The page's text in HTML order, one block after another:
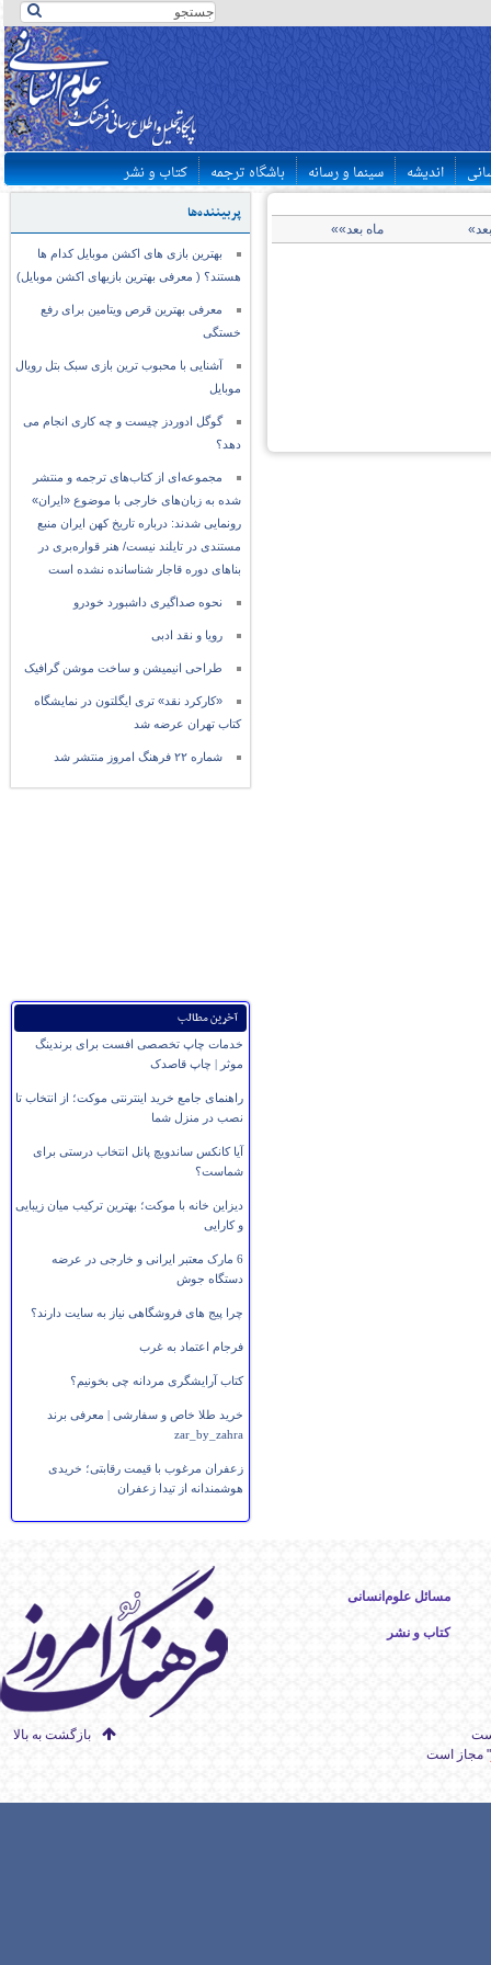
اندیشه سینما و رسانه باشگاه ترجمه کتاب و نشر
پربیننده‌ها
بهترین بازی های اکشن موبایل کدام ها
هستند؟ ( معرفی بهترین بازیهای اکشن موبایل)
معرفی بهترین قرص ویتامین برای رفع
خستگی
آشنایی با محبوب ترین بازی سبک بتل رویال
موبایل
گوگل ادوردز چیست و چه کاری انجام می
دهد؟
مجموعه‌ای از کتاب‌های ترجمه و منتشر
شده به زبان‌های خارجی با موضوع «ایران»
رونمایی شدند: درباره تاریخ کهن ایران منبع
مستندی در تایلند نیست/ هنر قواره‌بری در
بناهای دوره قاجار شناسانده نشده است
نحوه صداگیری داشبورد خودرو
رویا و نقد ادبی
طراحی انیمیشن و ساخت موشن گرافیک
«کارکرد نقد» تری ایگلتون در نمایشگاه
کتاب تهران عرضه شد
شماره ۲۲ فرهنگ امروز منتشر شد
آخرین مطالب
خدمات چاپ تخصصی افست برای برندینگ
موثر | چاپ قاصدک
راهنمای جامع خرید اینترنتی موکت؛ از انتخاب تا
نصب در منزل شما
آیا کانکس ساندویچ پانل انتخاب درستی برای
شماست؟
دیزاین خانه با موکت؛ بهترین ترکیب میان زیبایی
و کارایی
6 مارک معتبر ایرانی و خارجی در عرضه
دستگاه جوش
چرا پیج های فروشگاهی نیاز به سایت دارند؟
فرجام اعتماد به غرب
کتاب آرایشگری مردانه چی بخونیم؟
خرید طلا خاص و سفارشی | معرفی برند
zar_by_zahra
زعفران مرغوب با قیمت رقابتی؛ خریدی
هوشمندانه از تیدا زعفران
ماه بعد»»
مسائل علوم‌انسانی
کتاب و نشر
بازگشت به بالا
" مجاز است